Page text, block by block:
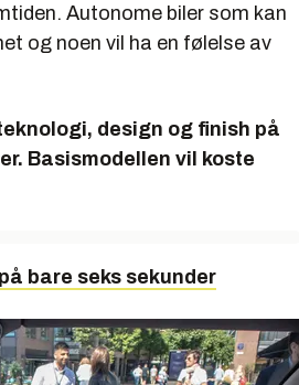
Autonome biler som kan
og noen vil ha en følelse av
design og finish på
Basismodellen vil koste
bare seks sekunder